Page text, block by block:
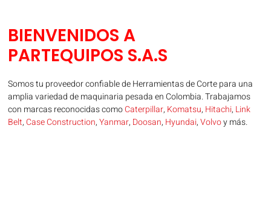
BIENVENIDOS A
PARTEQUIPOS S.A.S
Somos tu proveedor confiable de Herramientas de Corte para una
amplia variedad de maquinaria pesada en Colombia. Trabajamos
con marcas reconocidas comoCaterpillar, Komatsu, Hitachi, Link
Belt,Case Construction,Yanmar, Doosan, Hyundai,Volvoy más.